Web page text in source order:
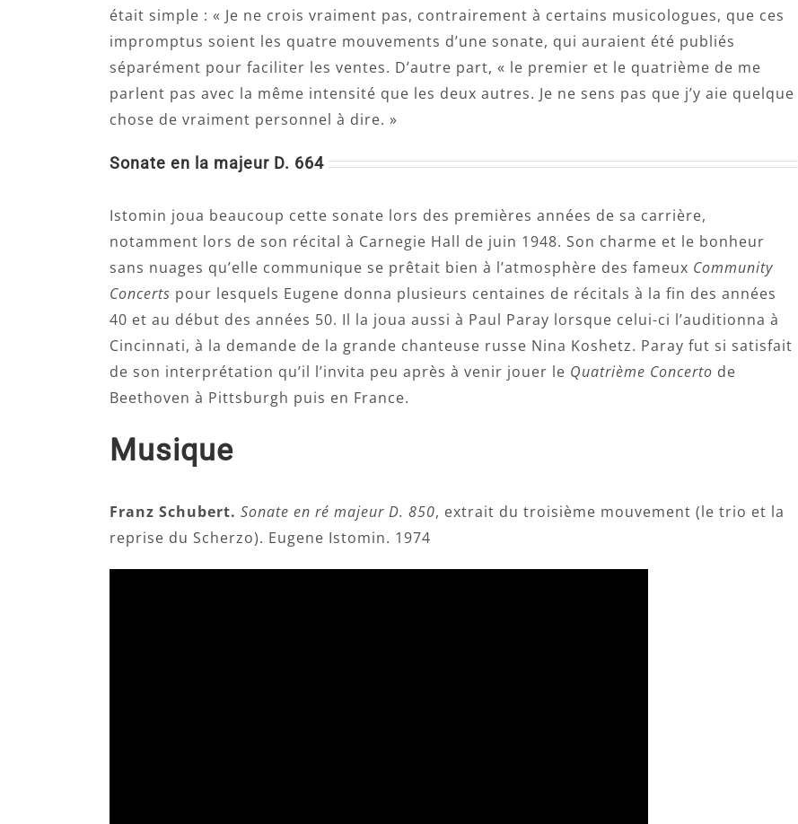
était simple : « Je ne crois vraiment pas, contrairement à certains musicologues, que ces
impromptus soient les quatre mouvements d’une sonate, qui auraient été publiés
séparément pour faciliter les ventes. D’autre part, « le premier et le quatrième de me
parlent pas avec la même intensité que les deux autres. Je ne sens pas que j’y aie quelque
chose de vraiment personnel à dire. »
Sonate en la majeur D. 664
Istomin joua beaucoup cette sonate lors des premières années de sa carrière,
notamment lors de son récital à Carnegie Hall de juin 1948. Son charme et le bonheur
sans nuages qu’elle communique se prêtait bien à l’atmosphère des fameux Community
Concerts pour lesquels Eugene donna plusieurs centaines de récitals à la fin des années
40 et au début des années 50. Il la joua aussi à Paul Paray lorsque celui-ci l’auditionna à
Cincinnati, à la demande de la grande chanteuse russe Nina Koshetz. Paray fut si satisfait
de son interprétation qu’il l’invita peu après à venir jouer le Quatrième Concerto de
Beethoven à Pittsburgh puis en France.
Musique
Franz Schubert. Sonate en ré majeur D. 850, extrait du troisième mouvement (le trio et la
reprise du Scherzo). Eugene Istomin. 1974